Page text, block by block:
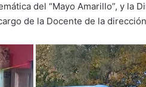
del “Mayo Amarillo”, y la
de la Docente de la